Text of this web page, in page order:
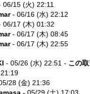
06/15 (火) 22:11
- 06/16 (水) 22:12
06/17 (木) 01:32
- 06/17 (木) 08:45
- 06/17 (木) 22:55
- 05/26 (水) 22:51 - この
28 (金) 21:36